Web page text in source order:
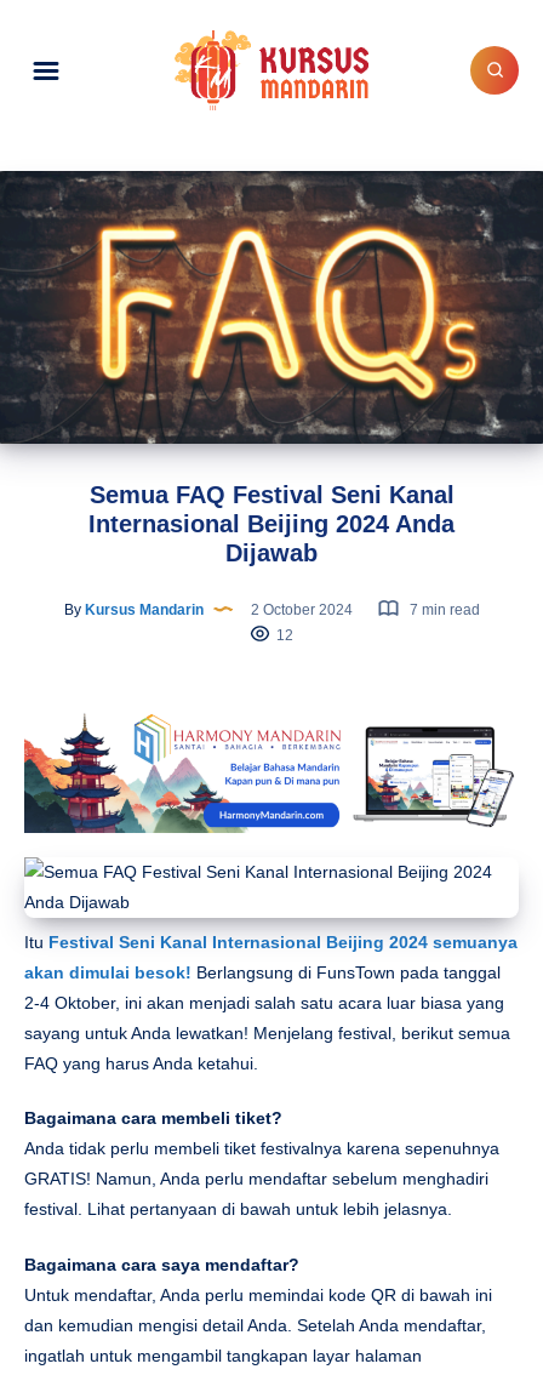
Semua FAQ Festival Seni Kanal
Internasional Beijing 2024 Anda
Dijawab
ByKursus Mandarin 2 October 2024
7 min read
12
Itu Festival Seni Kanal Internasional Beijing 2024 semuanya
akan dimulai besok! Berlangsung di FunsTown pada tanggal
2-4 Oktober, ini akan menjadi salah satu acara luar biasa yang
sayang untuk Anda lewatkan! Menjelang festival, berikut semua
FAQ yang harus Anda ketahui.
Bagaimana cara membeli tiket?
Anda tidak perlu membeli tiket festivalnya karena sepenuhnya
GRATIS! Namun, Anda perlu mendaftar sebelum menghadiri
festival. Lihat pertanyaan di bawah untuk lebih jelasnya.
Bagaimana cara saya mendaftar?
Untuk mendaftar, Anda perlu memindai kode QR di bawah ini
dan kemudian mengisi detail Anda. Setelah Anda mendaftar,
ingatlah untuk mengambil tangkapan layar halaman